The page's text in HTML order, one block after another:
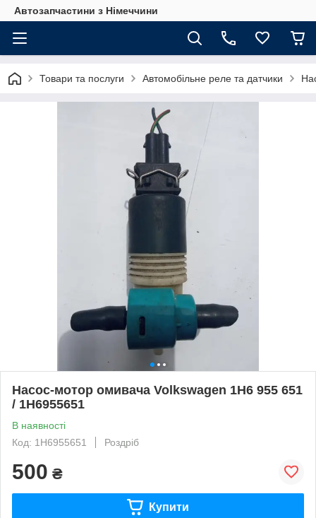
Автозапчастини з Німеччини
Товари та послуги Автомобільне реле та датчики
Насос-мотор омивача Volkswagen 1H6 955 651
/ 1H6955651
В наявності
Код: 1H6955651
Роздріб
500 ₴
Купити